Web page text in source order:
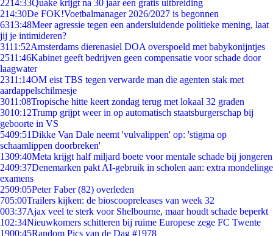
2214:33Quake krijgt na 30 jaar een gratis uitbreiding
214:30De FOK!Voetbalmanager 2026/2027 is begonnen
6313:48Meer agressie tegen een andersluidende politieke mening, laat
jij je intimideren?
3111:52Amsterdams dierenasiel DOA overspoeld met babykonijntjes
2511:46Kabinet geeft bedrijven geen compensatie voor schade door
laagwater
2311:14OM eist TBS tegen verwarde man die agenten stak met
aardappelschilmesje
3011:08Tropische hitte keert zondag terug met lokaal 32 graden
3010:12Trump grijpt weer in op automatisch staatsburgerschap bij
geboorte in VS
5409:51Dikke Van Dale neemt 'vulvalippen' op: 'stigma op
schaamlippen doorbreken'
1309:40Meta krijgt half miljard boete voor mentale schade bij jongeren
2409:37Denemarken pakt AI-gebruik in scholen aan: extra mondelinge
examens
2509:05Peter Faber (82) overleden
705:00Trailers kijken: de bioscoopreleases van week 32
003:37Ajax veel te sterk voor Shelbourne, maar houdt schade beperkt
102:34Nieuwkomers schitteren bij ruime Europese zege FC Twente
1900:45Random Pics van de Dag #1978